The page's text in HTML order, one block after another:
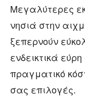
Μεγαλύτερες
νησιά στην
ξεπερνούν
ενδεικτικά
πραγματικό
σας επιλογές.